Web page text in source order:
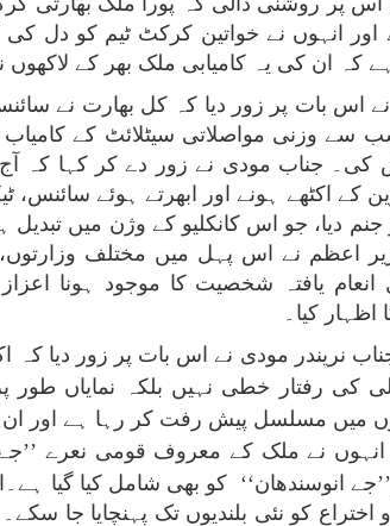
اور انہوں نے خواتین کرکٹ ٹیم کو دل
ہے کہ ان کی یہ کامیابی ملک بھر کے
اس بات پر زور دیا کہ کل بھارت نے
سے وزنی مواصلاتی سیٹلائٹ کے
کی۔ جناب مودی نے زور دے کر کہا کہ
کے اکٹھے ہونے اور ابھرتے ہوئے
جنم دیا، جو اس کانکلیو کے وژن میں
اعظم نے اس پہل میں مختلف
انعام یافتہ شخصیت کا موجود ہونا
کیا۔
نریندر مودی نے اس بات پر زور دیا کہ
کی رفتار خطی نہیں بلکہ نمایاں طور
میں مسلسل پیش رفت کر رہا ہے اور ان
انہوں نے ملک کے معروف قومی نعرے
’’جے انوسندھان‘‘ کو بھی شامل کیا گیا
اختراع کو نئی بلندیوں تک پہنچایا جا